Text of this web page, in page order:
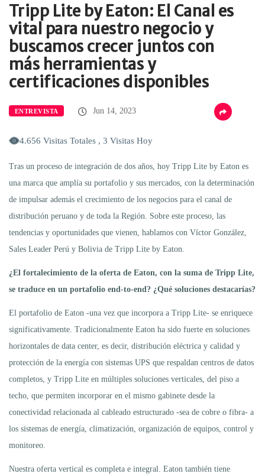
Tripp Lite by Eaton: El Canal es
vital para nuestro negocio y
buscamos crecer juntos con
más herramientas y
certificaciones disponibles
ENTREVISTA Jun 14, 2023
4.656 Visitas Totales , 3 Visitas Hoy
Tras un proceso de integración de dos años, hoy Tripp Lite by Eaton es
una marca que amplía su portafolio y sus mercados, con la determinación
de impulsar además el crecimiento de los negocios para el canal de
distribución peruano y de toda la Región. Sobre este proceso, las
tendencias y oportunidades que vienen, hablamos con Víctor González,
Sales Leader Perú y Bolivia de Tripp Lite by Eaton.
¿El fortalecimiento de la oferta de Eaton, con la suma de Tripp Lite,
se traduce en un portafolio end-to-end? ¿Qué soluciones destacarías?
El portafolio de Eaton -una vez que incorpora a Tripp Lite- se enriquece
significativamente. Tradicionalmente Eaton ha sido fuerte en soluciones
horizontales de data center, es decir, distribución eléctrica y calidad y
protección de la energía con sistemas UPS que respaldan centros de datos
completos, y Tripp Lite en múltiples soluciones verticales, del piso a
techo, que permiten incorporar en el mismo gabinete desde la
conectividad relacionada al cableado estructurado -sea de cobre o fibra- a
los sistemas de energía, climatización, organización de equipos, control y
monitoreo.
Nuestra oferta vertical es completa e integral. Eaton también tiene